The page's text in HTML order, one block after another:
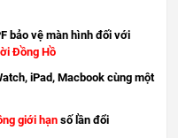
bảo vệ màn hình đối với
Đồng Hồ
iPad, Macbook cùng một
giới hạnsố lần đổi